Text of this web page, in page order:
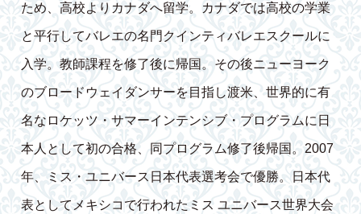
ため、高校よりカナダへ留学。カナダでは高校の学業
と平行してバレエの名門クインティバレエスクールに
入学。教師課程を修了後に帰国。その後ニューヨーク
のブロードウェイダンサーを目指し渡米、世界的に有
名なロケッツ・サマーインテンシブ・プログラムに日
本人として初の合格、同プログラム修了後帰国。2007
年、ミス・ユニバース日本代表選考会で優勝。日本代
表としてメキシコで行われたミス ユニバース世界大会